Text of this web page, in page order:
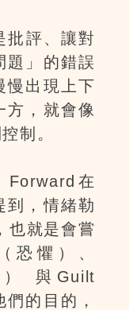
批評、讓對
題」的錯誤
慢出現上下
方，就會像
制。
在
到，情緒勒
也就是會嘗
恐懼）、
） 與Guilt
們的目的，